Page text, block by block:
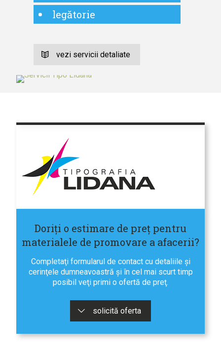
legătorie
vezi servicii detaliate
Doriţi o estimare de preţ pentru
materialele de promovare a afacerii?
Completaţi formularul de contact cu detaliile şi
cerinţele dumneavoastră şi în cel mai scurt timp
posibil veţi primi o ofertă de preţ.
solicită oferta